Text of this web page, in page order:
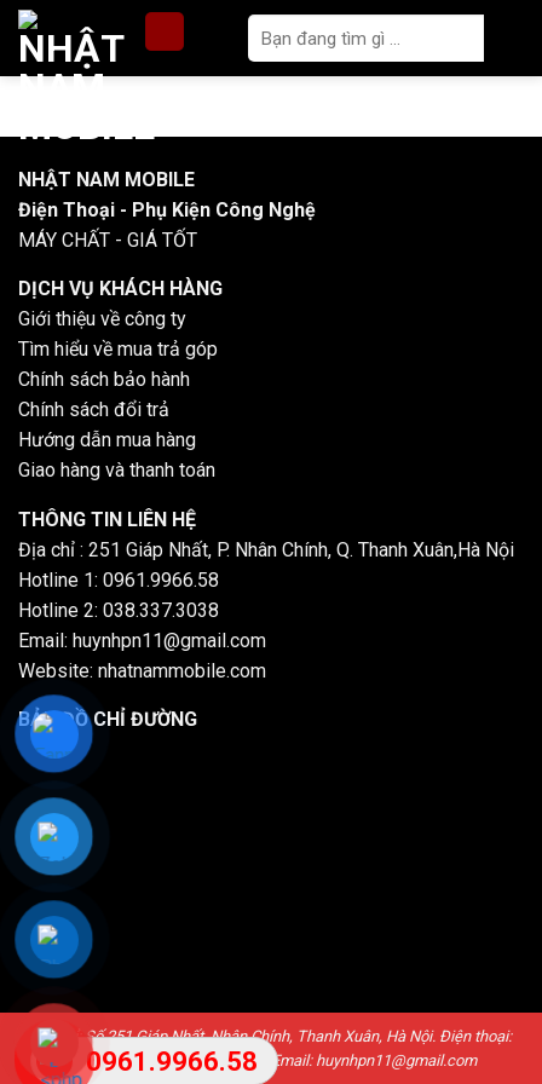
0961.9966.58
Skip
content
NHẬT NAM MOBILE
Điện Thoại - Phụ Kiện Công Nghệ
MÁY CHẤT - GIÁ TỐT
DỊCH VỤ KHÁCH HÀNG
Giới thiệu về công ty
Tìm hiểu về mua trả góp
Chính sách bảo hành
Chính sách đổi trả
Hướng dẫn mua hàng
Giao hàng và thanh toán
THÔNG TIN LIÊN HỆ
Địa chỉ : 251 Giáp Nhất, P. Nhân Chính, Q. Thanh Xuân,Hà Nội
Hotline 1: 0961.9966.58
Hotline 2: 038.337.3038
Email: huynhpn11@gmail.com
Website: nhatnammobile.com
BẢN ĐỒ CHỈ ĐƯỜNG
Địa chỉ: Số 251 Giáp Nhất, Nhân Chính, Thanh Xuân, Hà Nội. Điện thoại:
0961.9966.58 / 038.337.3038. Email: huynhpn11@gmail.com